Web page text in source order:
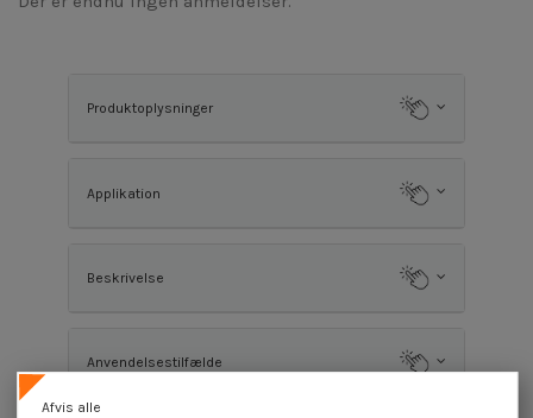
Produktoplysninger
Applikation
Beskrivelse
Anvendelsestilfælde
Afvis alle